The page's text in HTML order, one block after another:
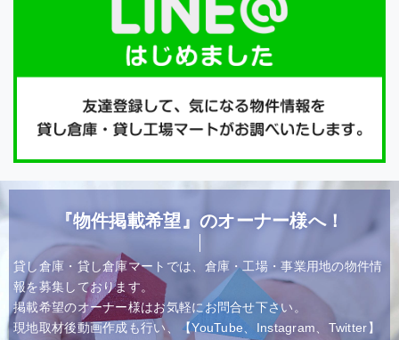
『物件掲載希望』のオーナー様へ！
貸し倉庫・貸し倉庫マートでは、倉庫・工場・事業用地の物件情
報を募集しております。
掲載希望のオーナー様はお気軽にお問合せ下さい。
現地取材後動画作成も行い、【YouTube、Instagram、Twitter】